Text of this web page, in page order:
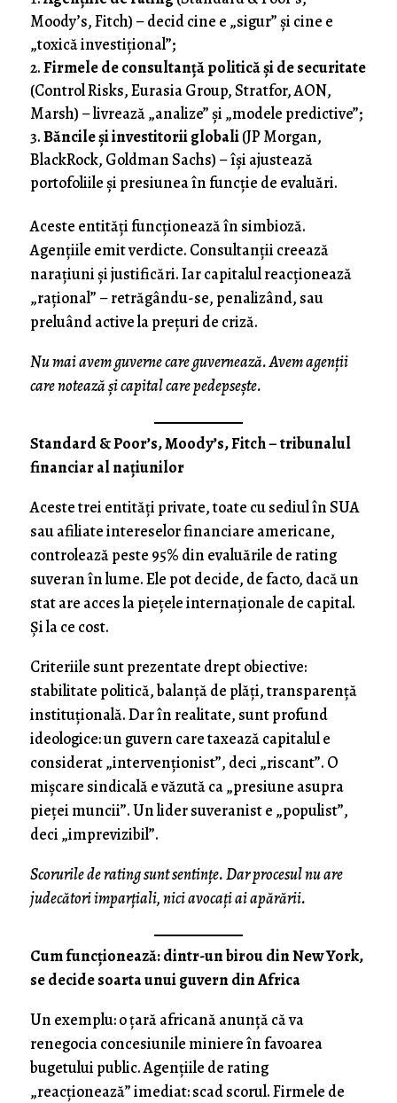
Moody’s, Fitch) – decid cine e „sigur” și cine e
„toxică investițional”;
Firmele de consultanță politică și de securitate
(Control Risks, Eurasia Group, Stratfor, AON,
Marsh) – livrează „analize” și „modele predictive”;
Băncile și investitorii globali(JP Morgan,
BlackRock, Goldman Sachs) – își ajustează
portofoliile și presiunea în funcție de evaluări.
Aceste entități funcționează în simbioză.
Agențiile emit verdicte. Consultanții creează
narațiuni și justificări. Iar capitalul reacționează
„rațional” – retrăgându-se, penalizând, sau
preluând active la prețuri de criză.
Nu mai avem guverne care guvernează. Avem agenții
care notează și capital care pedepsește.
Standard & Poor’s, Moody’s, Fitch – tribunalul
financiar al națiunilor
Aceste trei entități private, toate cu sediul în SUA
sau afiliate intereselor financiare americane,
controlează peste 95% din evaluările de rating
suveran în lume. Ele pot decide, de facto, dacă un
stat are acces la piețele internaționale de capital.
Și la ce cost.
Criteriile sunt prezentate drept obiective:
stabilitate politică, balanță de plăți, transparență
instituțională. Dar în realitate, sunt profund
ideologice: un guvern care taxează capitalul e
considerat „intervenționist”, deci „riscant”. O
mișcare sindicală e văzută ca „presiune asupra
pieței muncii”. Un lider suveranist e „populist”,
deci „imprevizibil”.
Scorurile de rating sunt sentințe. Dar procesul nu are
judecători imparțiali, nici avocați ai apărării.
Cum funcționează: dintr-un birou din New York,
se decide soarta unui guvern din Africa
Un exemplu: o țară africană anunță că va
renegocia concesiunile miniere în favoarea
bugetului public. Agențiile de rating
„reacționează” imediat: scad scorul. Firmele de